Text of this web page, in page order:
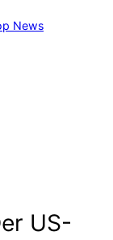
News
US-